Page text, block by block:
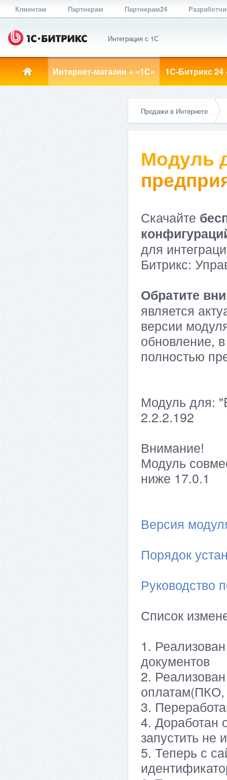
Клиентам Партнерам Партнерам24
Интеграция с 1С
Интернет-магазин + «1С» 1С-Битрикс 24
Продажи в Интернете
Модуль
Скачайте
для
Битрикс:
Обратите
является
версии
обновление,
полностью
Модуль для:
2.2.2.192
Внимание!
Модуль
ниже 17.0.1
Версия
Порядок
Руководство
Список
1.
документов
2.
оплатам(ПКО,
3.
4. Доработан
запустить не
5. Теперь с